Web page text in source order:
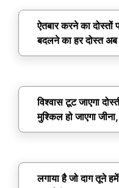
ऐतबार करने का दोस्तों
बदलने का हर दोस्त
विश्वास टूट जाएगा
मुश्किल हो जाएगा
लगाया है जो दाग तूने